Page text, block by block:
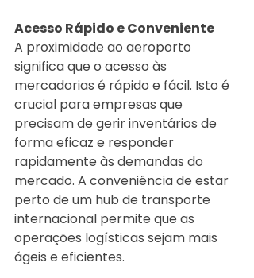
Acesso Rápido e Conveniente
A proximidade ao aeroporto
significa que o acesso às
mercadorias é rápido e fácil. Isto é
crucial para empresas que
precisam de gerir inventários de
forma eficaz e responder
rapidamente às demandas do
mercado. A conveniência de estar
perto de um hub de transporte
internacional permite que as
operações logísticas sejam mais
ágeis e eficientes.